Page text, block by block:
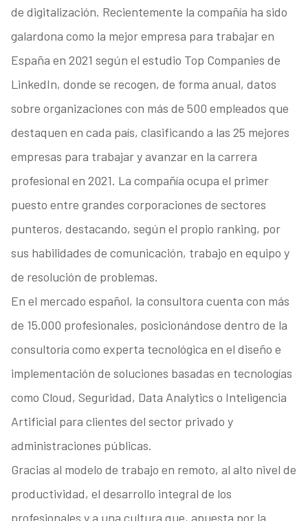
de digitalización. Recientemente la compañía ha sido
galardona como la mejor empresa para trabajar en
España en 2021 según el estudio Top Companies de
LinkedIn, donde se recogen, de forma anual, datos
sobre organizaciones con más de 500 empleados que
destaquen en cada país, clasificando a las 25 mejores
empresas para trabajar y avanzar en la carrera
profesional en 2021. La compañía ocupa el primer
puesto entre grandes corporaciones de sectores
punteros, destacando, según el propio ranking, por
sus habilidades de comunicación, trabajo en equipo y
de resolución de problemas.
En el mercado español, la consultora cuenta con más
de 15.000 profesionales, posicionándose dentro de la
consultoría como experta tecnológica en el diseño e
implementación de soluciones basadas en tecnologías
como Cloud, Seguridad, Data Analytics o Inteligencia
Artificial para clientes del sector privado y
administraciones públicas.
Gracias al modelo de trabajo en remoto, al alto nivel de
productividad, el desarrollo integral de los
profesionales y a una cultura que, apuesta por la